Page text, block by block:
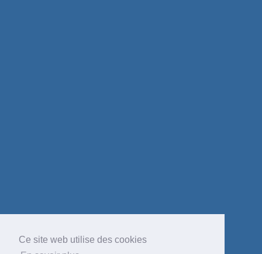
Ce site web utilise des cookies